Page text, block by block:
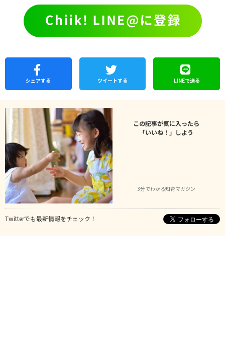
シェアする ツイートする LINEで送る
この記事が気に入ったら
「いいね！」しよう
3分でわかる知育マガジン
Twitterでも最新情報をチェック！